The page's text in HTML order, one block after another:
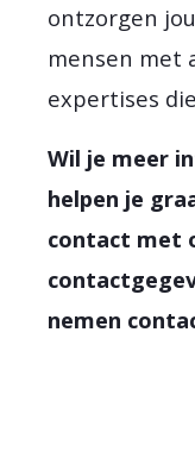
ontzorgen
mensen met
expertises
Wil je meer
helpen je
contact met
nemen